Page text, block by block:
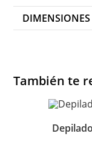
DIMENSIONES
También te